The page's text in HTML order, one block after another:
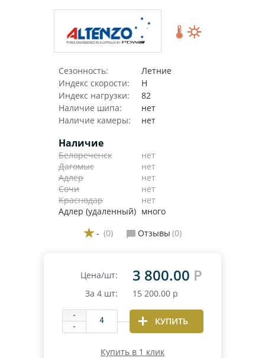
Сезонность:
Летние
Индекс скорости:
H
Индекс нагрузки:
82
Наличие шипа:
нет
Наличие камеры:
нет
Наличие
Белореченск
нет
Дагомыс
нет
Адлер
нет
Сочи
нет
Краснодар
нет
Адлер (удаленный) много
- (0) Отзывы (0)
Цена/шт: 3 800.00 Р
За 4 шт: 15 200.00 р
КУПИТЬ
Купить в 1 клик